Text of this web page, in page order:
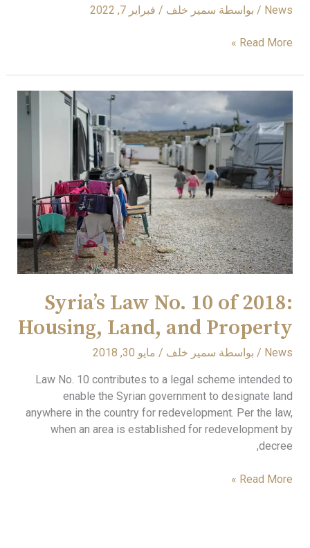
News / بواسطة سمير خلف / فبراير 7, 2022
Read More »
Syria’s Law No. 10 of 2018:
Housing, Land, and Property
News / بواسطة سمير خلف / مايو 30, 2018
Law No. 10 contributes to a legal scheme intended to
enable the Syrian government to designate land
anywhere in the country for redevelopment. Per the law,
when an area is established for redevelopment by
decree,
Law
No.
10
2018:
Housing,
Land,
and
Property
Read More »